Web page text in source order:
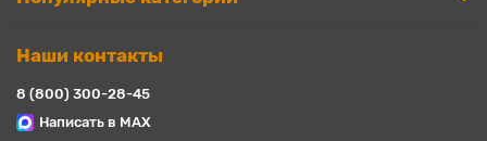
Наши контакты
8 (800) 300-28-45
Написать в MAX